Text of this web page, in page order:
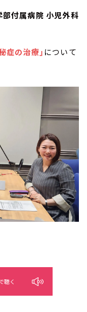
部付属病院 小児外科
症の治療」 について
聴く